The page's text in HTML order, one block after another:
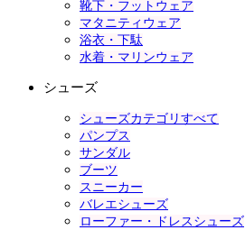
靴下・フットウェア
マタニティウェア
浴衣・下駄
水着・マリンウェア
シューズ
シューズカテゴリすべて
パンプス
サンダル
ブーツ
スニーカー
バレエシューズ
ローファー・ドレスシューズ